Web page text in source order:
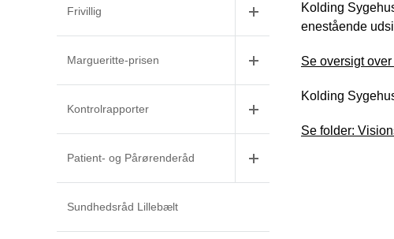
Frivillig
Margueritte-prisen
Kontrolrapporter
Patient- og Pårørenderåd
Sundhedsråd Lillebælt
Kolding
enestående
Se oversigt
Kolding
Se folder: